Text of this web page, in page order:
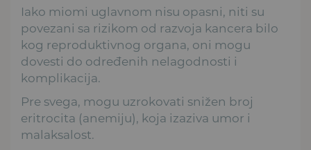
Iako miomi uglavnom nisu opasni, niti su
povezani sa rizikom od razvoja kancera bilo
kog reproduktivnog organa, oni mogu
dovesti do određenih nelagodnosti i
komplikacija.
Pre svega, mogu uzrokovati snižen broj
eritrocita (anemiju), koja izaziva umor i
malaksalost.